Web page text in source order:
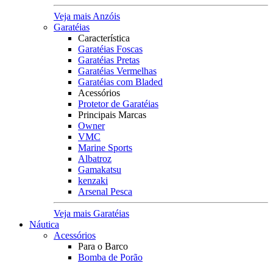
Veja mais Anzóis
Garatéias
Característica
Garatéias Foscas
Garatéias Pretas
Garatéias Vermelhas
Garatéias com Bladed
Acessórios
Protetor de Garatéias
Principais Marcas
Owner
VMC
Marine Sports
Albatroz
Gamakatsu
kenzaki
Arsenal Pesca
Veja mais Garatéias
Náutica
Acessórios
Para o Barco
Bomba de Porão